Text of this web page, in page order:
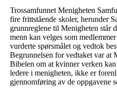
Trossamfunnet Menigheten
fire frittstående skoler, herunder
grunnreglene til Menigheten står
menn kan velges som
vurderte spørsmålet og vedtok
Begrunnelsen for vedtaket var at
Bibelen om at kvinner verken
ledere i menigheten, ikke er
gjennomføring av de oppgavene